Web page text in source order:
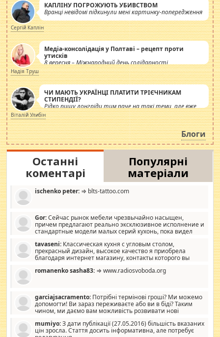
КАПЛІНУ ПОГРОЖУЮТЬ УБИВСТВОМ
Вранці невідомі підкинули мені картинку-попередження
Сергій Каплін
Медіа-консолідація у Полтаві – рецепт проти
утисків
8 вересня – Міжнародний день солідарності
журналістів.
Надія Труш
ЧИ МАЮТЬ УКРАЇНЦІ ПЛАТИТИ ТРІЄЧНИКАМ
СТИПЕНДІЇ?
Рідко пишу лонгріди тим паче на такі теми, але вже
просто дістало! Обурюють сьогоднішні інсенуації
навколо стипендіального питання. Штучно
роздувається ще одна соціальна катастрофа.
Віталій Улибін
Блоги
Останні
коментарі
Популярні
матеріали
ischenko peter: ⇒ blts-tattoo.com
Gor:Сейчас рынок мебели чрезвычайно насыщен,
причем предлагают реально эксклюзивное исполнение и
стандартные модели малых серий кухонь, пока видел
стандартные формы, в MebelOk, креативненько и что главное -
со вкусом все в порядке, без ненужных наворотов удорожающих
мебель, а это не последний фактор.
tavaseni: Классическая кухня с угловым столом,
прекрасный дизайн, высокое качество я приобрела
благодаря интернет магазину, контакты которого вы
romanenko sasha83: ⇒ www.radiosvoboda.org
garciajsacramento: Потрібні термінові гроші? Ми можемо
допомогти! Ви зараз переживаєте або ви в біді? Таким
чином, ми даємо вам можливість розвивати нові
допомагати людям, які намагаються дати їм шанс. Кожен
заслуговує на другий шанс, і, оскільки влада не зможе, вони
mumiyo:З дати публікації (27.05.2016) більшість вказаних
цін зросла. Стаття досить інформативна, але потребує